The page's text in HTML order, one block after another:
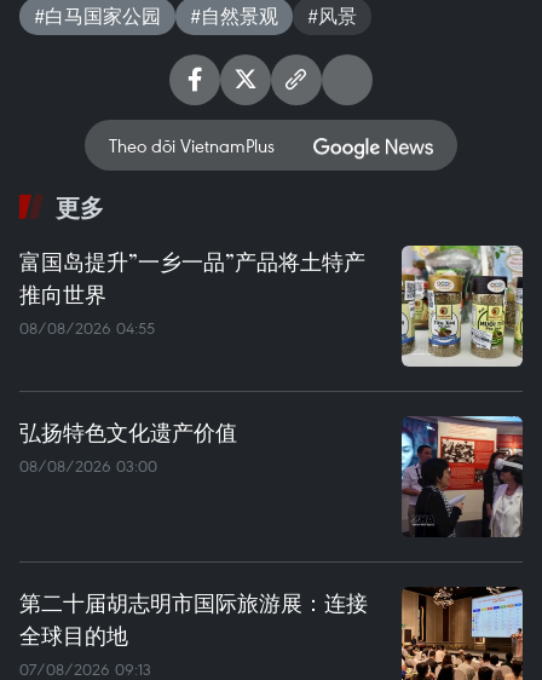
#白马国家公园 #自然景观 #风景
Theo dõi VietnamPlus
更多
富国岛提升”一乡一品”产品将土特产
推向世界
08/08/2026 04:55
弘扬特色文化遗产价值
08/08/2026 03:00
第二十届胡志明市国际旅游展：连接
全球目的地
07/08/2026 09:13